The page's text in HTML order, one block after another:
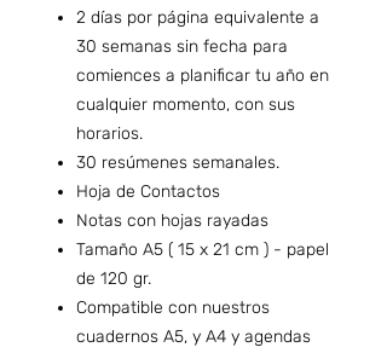
2 días por página equivalente a
30 semanas sin fecha para
comiences a planificar tu año en
cualquier momento, con sus
horarios.
30 resúmenes semanales.
Hoja de Contactos
Notas con hojas rayadas
Tamaño A5 ( 15 x 21 cm ) - papel
de 120 gr.
Compatible con nuestros
cuadernos A5, y A4 y agendas